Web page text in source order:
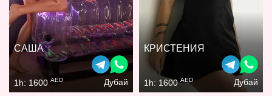
САША
1h: 1600 AED Дубай
КРИСТЕНИЯ
1h: 1600AED Дубай